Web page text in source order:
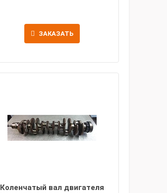
ЗАКАЗАТЬ
Коленчатый вал двигателя